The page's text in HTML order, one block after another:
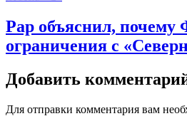
Рар объяснил, почему
ограничения с
Добавить
Для отправки комментария вам